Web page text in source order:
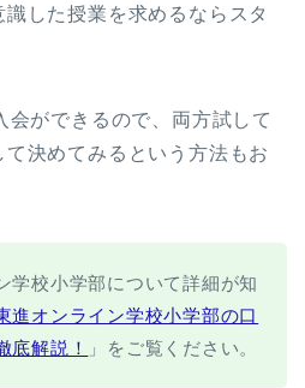
した授業を求めるならスタ
会ができるので、両方試して
決めてみるという方法もお
学校小学部について詳細が知
進オンライン学校小学部の口
底解説！
」をご覧ください。